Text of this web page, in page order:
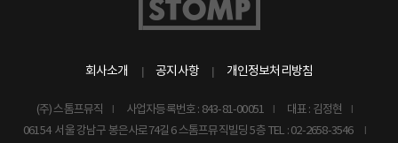
회사소개 공지사항 개인정보처리방침
(주) 스톰프뮤직 사업자등록번호 : 843-81-00051
대표 : 김정현
06154 서울 강남구 봉은사로74길 6 스톰프뮤직빌딩 5층 TEL : 02-2658-3546